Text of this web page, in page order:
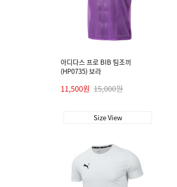
아디다스 프로 BIB 팀조끼
(HP0735) 보라
11,500원 15,000원
Size View